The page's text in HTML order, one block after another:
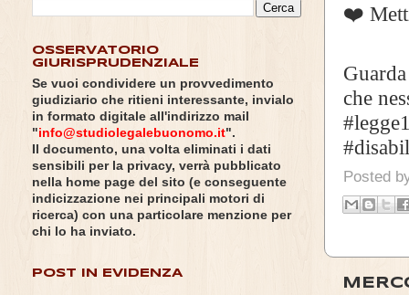
❤️
che
Posted
OSSERVATORIO
GIURISPRUDENZIALE
Se vuoi condividere un provvedimento
giudiziario che ritieni interessante, invialo
in formato digitale all'indirizzo mail
"info@studiolegalebuonomo.it".
Il documento, una volta eliminati i dati
sensibili per la privacy, verrà pubblicato
nella home page del sito (e conseguente
indicizzazione nei principali motori di
ricerca) con una particolare menzione per
chi lo ha inviato.
POST IN EVIDENZA